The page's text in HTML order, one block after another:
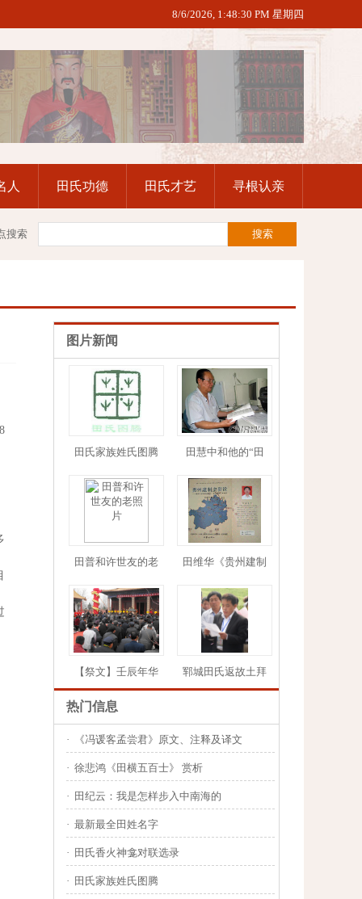
8/6/2026, 1:48:31 PM 星期四
人 田氏功德 田氏才艺 寻根认亲
搜索
图片新闻
田氏家族姓氏图腾 田慧中和他的“田
田普和许世友的老 田维华《贵州建制
【祭文】壬辰年华 郓城田氏返故土拜
热门信息
· 《冯谖客孟尝君》原文、注释及译文
· 徐悲鸿《田横五百士》 赏析
· 田纪云：我是怎样步入中南海的
· 最新最全田姓名字
· 田氏香火神龛对联选录
· 田氏家族姓氏图腾